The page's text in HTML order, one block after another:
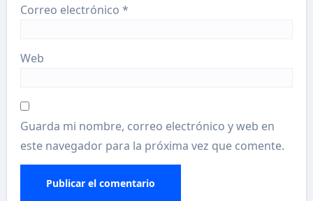
Correo electrónico*
Web
Guarda mi nombre, correo electrónico y web en
este navegador para la próxima vez que comente.